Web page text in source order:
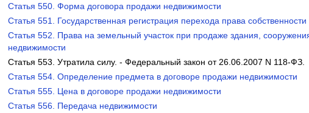
Статья 550. Форма договора продажи недвижимости
Статья 551. Государственная регистрация перехода права
Статья 552. Права на земельный участок при продаже здания,
недвижимости
Статья 553. Утратила силу. - Федеральный закон от 26.06.2007 N 118-ФЗ.
Статья 554. Определение предмета в договоре продажи недвижимости
Статья 555. Цена в договоре продажи недвижимости
Статья 556. Передача недвижимости